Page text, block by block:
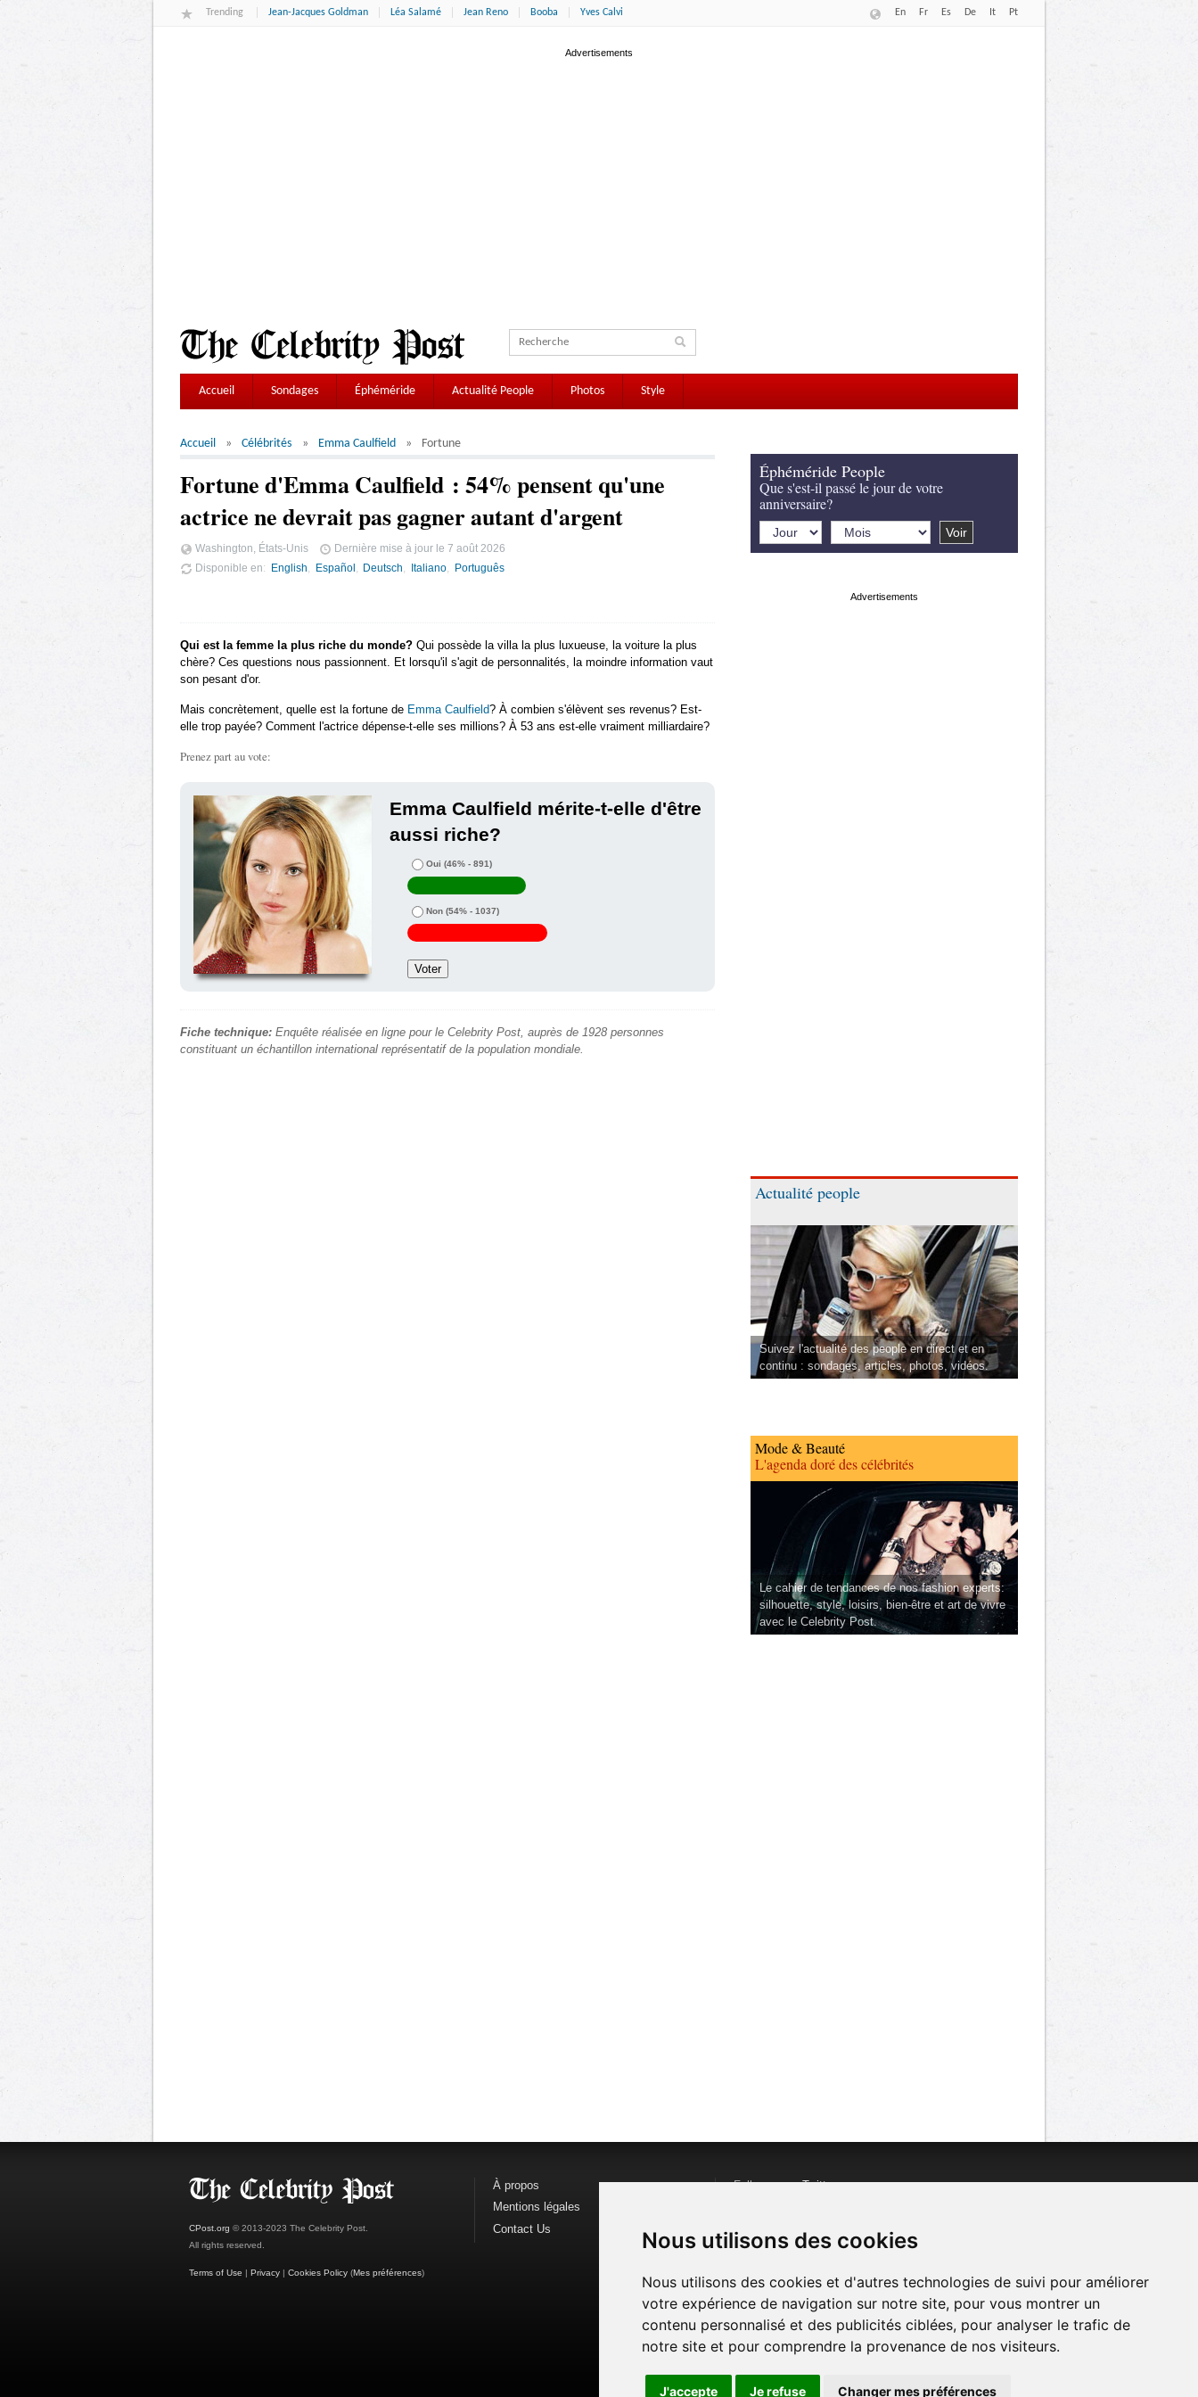
Nous utilisons des cookies
Nous utilisons des cookies et d'autres technologies de suivi pour améliorer
votre expérience de navigation sur notre site, pour vous montrer un
contenu personnalisé et des publicités ciblées, pour analyser le trafic de
notre site et pour comprendre la provenance de nos visiteurs.
J'accepte Je refuse Changer mes préférences
Trending Jean-Jacques Goldman Léa Salamé Jean Reno Booba Yves Calvi En Fr Es De It Pt
Accueil Sondages Éphéméride Actualité People Photos Style
Accueil Célébrités Emma Caulfield Fortune
Fortune d'Emma Caulfield : 54% pensent qu'une
actrice ne devrait pas gagner autant d'argent
Washington, États-Unis Dernière mise à jour le 7 août 2026
Disponible en
English Español Deutsch Italiano Português
Qui est la femme la plus riche du monde? Qui possède la villa la plus luxueuse, la voiture la plus
chère? Ces questions nous passionnent. Et lorsqu'il s'agit de personnalités, la moindre information vaut
son pesant d'or.
Mais concrètement, quelle est la fortune de Emma Caulfield? À combien s'élèvent ses revenus? Est-
elle trop payée? Comment l'actrice dépense-t-elle ses millions? À 53 ans est-elle vraiment milliardaire?
Prenez part au vote:
Emma Caulfield mérite-t-elle d'être
aussi riche?
Oui (46% - 891)
Non (54% - 1037)
Fiche technique: Enquête réalisée en ligne pour le Celebrity Post, auprès de 1928 personnes
constituant un échantillon international représentatif de la population mondiale.
Éphéméride People
Que s'est-il passé le jour de votre
anniversaire?
Actualité people
Suivez l'actualité des people en direct et en
continu : sondages, articles, photos, vidéos.
Mode & Beauté
L'agenda doré des célébrités
Le cahier de tendances de nos fashion experts:
silhouette, style, loisirs, bien-être et art de vivre
avec le Celebrity Post.
CPost.org © 2013-2023 The Celebrity Post.
All rights reserved.
Terms of Use | Privacy | Cookies Policy (Mes préférences)
À propos
Mentions légales
Contact Us
Follow us onTwitter
Watch us on